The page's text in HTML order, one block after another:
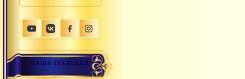
НАША ТРАДИЦИЯ